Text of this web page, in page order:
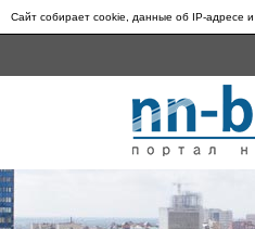
Сайт собирает cookie, данные об IP-адресе